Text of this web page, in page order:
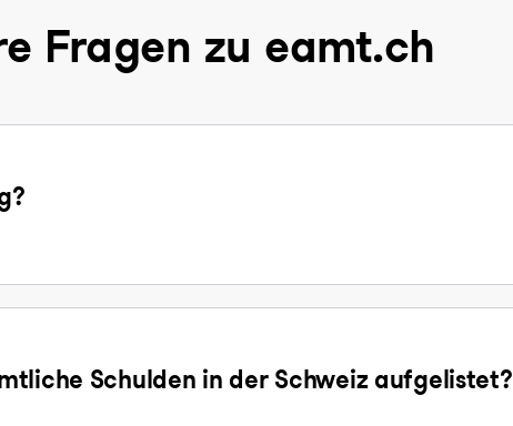
Fragen zu eamt.ch
Schulden in der Schweiz aufgelistet?